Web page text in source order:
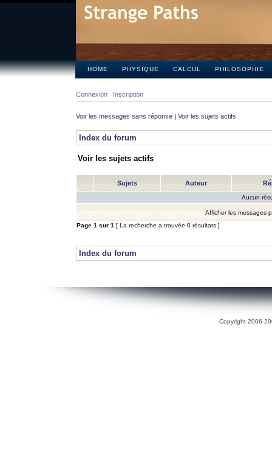
HOME PHYSIQUE CALCUL PHILOSOPHIE
Connexion Inscription
Voir les messages sans réponse | Voir les sujets actifs
Index du forum
Voir les sujets actifs
Sujets Auteur
Aucun
Afficher les messages
Page 1 sur 1 [ La recherche a trouvée 0 résultats ]
Index du forum
Copyright 2006-